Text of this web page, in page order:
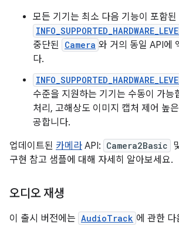
모든 기기는 최소 다음 기능이 포함
중단된 Camera 와 거의 동일 API에
다.
수준을 지원하는 기기는 수동이 가능
처리, 고해상도 이미지 캡처 제어 높
공합니다.
업데이트된 카메라 API: Camera2Basic
구현 참고 샘플에 대해 자세히 알아보세요.
오디오 재생
이 출시 버전에는 AudioTrack 에 관한